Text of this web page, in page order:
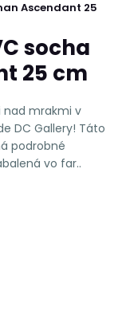
Ascendant 25
socha
25 cm
nad mrakmi v
DC Gallery! Táto
podrobné
vo far..